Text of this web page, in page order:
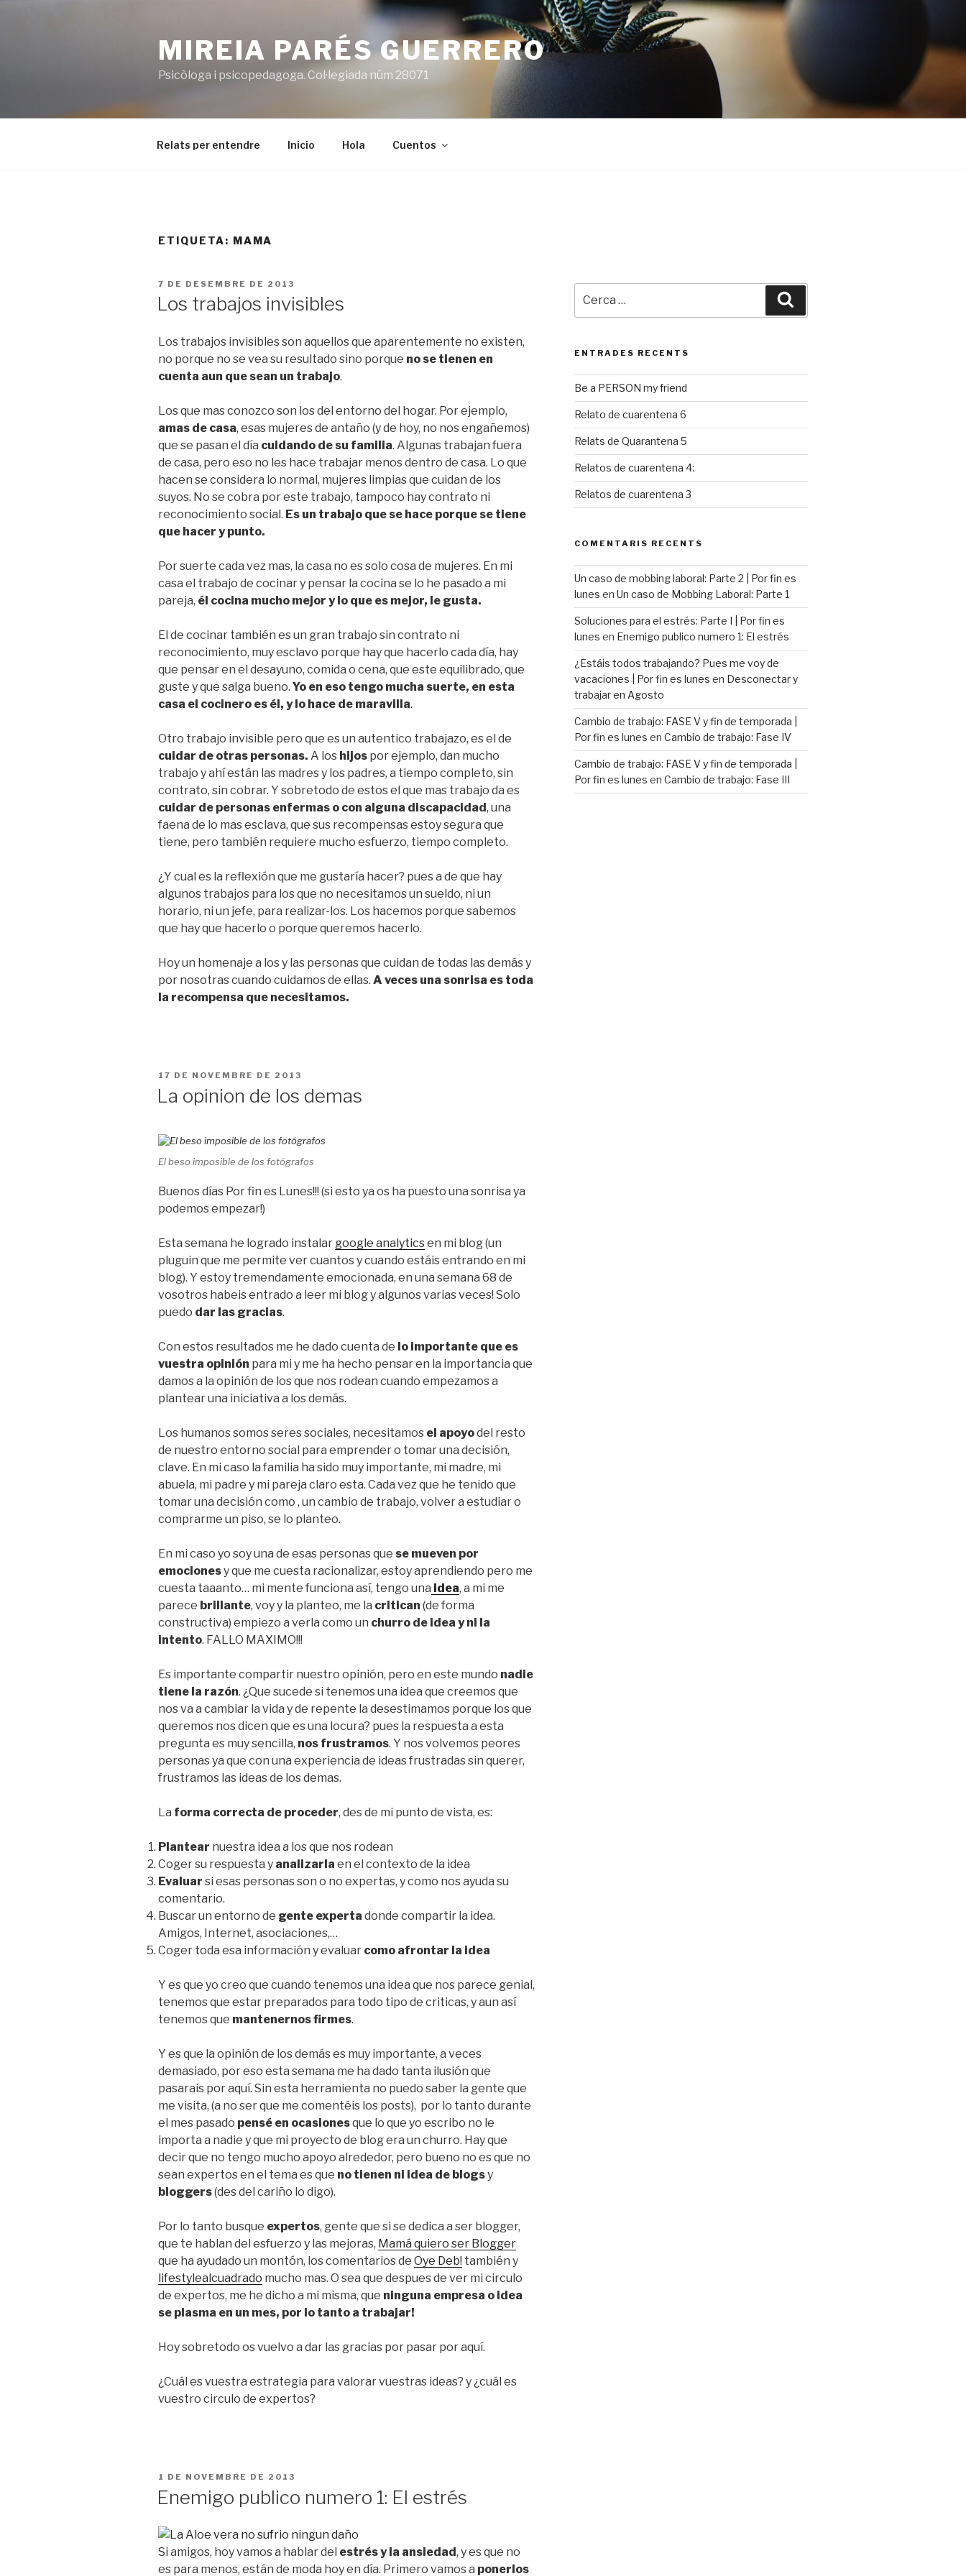
MIREIA PARÉS GUERRERO
Psicòloga i psicopedagoga. Col·legiada núm 28071
Relats per entendre Inicio Hola Cuentos
ETIQUETA: MAMA
PUBLICAT
A
7 DE DESEMBRE DE 2013
Los trabajos invisibles
Los trabajos invisibles son aquellos que aparentemente no existen,
no porque no se vea su resultado sino porque no se tienen en
cuenta aun que sean un trabajo.
Los que mas conozco son los del entorno del hogar. Por ejemplo,
amas de casa, esas mujeres de antaño (y de hoy, no nos engañemos)
que se pasan el día cuidando de su familia. Algunas trabajan fuera
de casa, pero eso no les hace trabajar menos dentro de casa. Lo que
hacen se considera lo normal, mujeres limpias que cuidan de los
suyos. No se cobra por este trabajo, tampoco hay contrato ni
reconocimiento social. Es un trabajo que se hace porque se tiene
que hacer y punto.
Por suerte cada vez mas, la casa no es solo cosa de mujeres. En mi
casa el trabajo de cocinar y pensar la cocina se lo he pasado a mi
pareja, él cocina mucho mejor y lo que es mejor, le gusta.
El de cocinar también es un gran trabajo sin contrato ni
reconocimiento, muy esclavo porque hay que hacerlo cada día, hay
que pensar en el desayuno, comida o cena, que este equilibrado, que
guste y que salga bueno. Yo en eso tengo mucha suerte, en esta
casa el cocinero es él, y lo hace de maravilla.
Otro trabajo invisible pero que es un autentico trabajazo, es el de
cuidar de otras personas. A los hijos por ejemplo, dan mucho
trabajo y ahí están las madres y los padres, a tiempo completo, sin
contrato, sin cobrar. Y sobretodo de estos el que mas trabajo da es
cuidar de personas enfermas o con alguna discapacidad, una
faena de lo mas esclava, que sus recompensas estoy segura que
tiene, pero también requiere mucho esfuerzo, tiempo completo.
¿Y cual es la reflexión que me gustaría hacer? pues a de que hay
algunos trabajos para los que no necesitamos un sueldo, ni un
horario, ni un jefe, para realizar-los. Los hacemos porque sabemos
que hay que hacerlo o porque queremos hacerlo.
Hoy un homenaje a los y las personas que cuidan de todas las demás y
por nosotras cuando cuidamos de ellas. A veces una sonrisa es toda
la recompensa que necesitamos.
PUBLICAT
17 DE NOVEMBRE DE 2013
La opinion de los demas
El beso imposible de los fotógrafos
Buenos días Por fin es Lunes!!! (si esto ya os ha puesto una sonrisa ya
podemos empezar!)
Esta semana he logrado instalar google analyticsen mi blog (un
pluguin que me permite ver cuantos y cuando estáis entrando en mi
blog). Y estoy tremendamente emocionada, en una semana 68 de
vosotros habeis entrado a leer mi blog y algunos varias veces! Solo
puedo dar las gracias.
Con estos resultados me he dado cuenta de lo importante que es
vuestra opinión para mi y me ha hecho pensar en la importancia que
damos a la opinión de los que nos rodean cuando empezamos a
plantear una iniciativa a los demás.
Los humanos somos seres sociales, necesitamos el apoyodel resto
de nuestro entorno social para emprender o tomar una decisión,
clave. En mi caso la familia ha sido muy importante, mi madre, mi
abuela, mi padre y mi pareja claro esta. Cada vez que he tenido que
tomar una decisión como , un cambio de trabajo, volver a estudiar o
comprarme un piso, se lo planteo.
En mi caso yo soy una de esas personas que se mueven por
emocionesy que me cuesta racionalizar, estoy aprendiendo pero me
cuesta taaanto… mi mente funciona así, tengo una idea, a mi me
parece brillante, voy y la planteo, me la critican (de forma
constructiva) empiezo a verla como un churro de idea y ni la
intento. FALLO MAXIMO!!!
Es importante compartir nuestro opinión, pero en este mundo nadie
tiene la razón. ¿Que sucede si tenemos una idea que creemos que
nos va a cambiar la vida y de repente la desestimamos porque los que
queremos nos dicen que es una locura? pues la respuesta a esta
pregunta es muy sencilla, nos frustramos. Y nos volvemos peores
personas ya que con una experiencia de ideas frustradas sin querer,
frustramos las ideas de los demas.
La forma correcta de proceder, des de mi punto de vista, es:
Plantear nuestra idea a los que nos rodean
Coger su respuesta y analizarla en el contexto de la idea
Evaluar si esas personas son o no expertas, y como nos ayuda su
comentario.
Buscar un entorno de gente experta donde compartir la idea.
Amigos, Internet, asociaciones,…
Coger toda esa información y evaluar como afrontar la idea
Y es que yo creo que cuando tenemos una idea que nos parece genial,
tenemos que estar preparados para todo tipo de criticas, y aun así
tenemos que mantenernos firmes.
Y es que la opinión de los demás es muy importante, a veces
demasiado, por eso esta semana me ha dado tanta ilusión que
pasarais por aquí. Sin esta herramienta no puedo saber la gente que
me visita, (a no ser que me comentéis los posts), por lo tanto durante
el mes pasado pensé en ocasionesque lo que yo escribo no le
importa a nadie y que mi proyecto de blog era un churro. Hay que
decir que no tengo mucho apoyo alrededor, pero bueno no es que no
sean expertos en el tema es que no tienen ni idea de blogsy
bloggers(des del cariño lo digo).
Por lo tanto busque expertos, gente que si se dedica a ser blogger,
que te hablan del esfuerzo y las mejoras, Mamá quiero ser Blogger
que ha ayudado un montón, los comentarios de Oye Deb! también y
lifestylealcuadrado mucho mas. O sea que despues de ver mi circulo
de expertos, me he dicho a mi misma, que ninguna empresa o idea
se plasma en un mes, por lo tanto a trabajar!
Hoy sobretodo os vuelvo a dar las gracias por pasar por aquí.
¿Cuál es vuestra estrategia para valorar vuestras ideas? y ¿cuál es
vuestro circulo de expertos?
PUBLICAT
A
1 DE NOVEMBRE DE 2013
Enemigo publico numero 1: El estrés
Si amigos, hoy vamos a hablar del estrés y la ansiedad , y es que no
es para menos, están de moda hoy en día. Primero vamos a ponerlos
ENTRADES RECENTS
Be a PERSON my friend
Relato de cuarentena 6
Relats de Quarantena 5
Relatos de cuarentena 4:
Relatos de cuarentena 3
COMENTARIS RECENTS
Un caso de mobbing laboral: Parte 2 | Por fin es
lunes en Un caso de Mobbing Laboral: Parte 1
Soluciones para el estrés: Parte I | Por fin es
lunes en Enemigo publico numero 1: El estrés
¿Estáis todos trabajando? Pues me voy de
vacaciones | Por fin es lunes en Desconectar y
trabajar en Agosto
Cambio de trabajo: FASE V y fin de temporada |
Por fin es lunes en Cambio de trabajo: Fase IV
Cambio de trabajo: FASE V y fin de temporada |
Por fin es lunes en Cambio de trabajo: Fase III